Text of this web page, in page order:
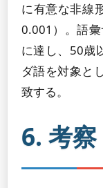
に有意な非線
0.001）。語
に達し、50歳
ダ語を対象と
致する。
6. 考察